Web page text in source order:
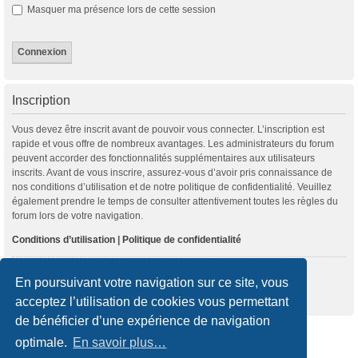
En poursuivant votre navigation sur ce site, vous
acceptez l’utilisation de cookies vous permettant
de bénéficier d’une expérience de navigation
optimale. En savoir plus…
Masquer ma présence lors de cette session
Inscription
Vous devez être inscrit avant de pouvoir vous connecter. L’inscription est
rapide et vous offre de nombreux avantages. Les administrateurs du forum
peuvent accorder des fonctionnalités supplémentaires aux utilisateurs
inscrits. Avant de vous inscrire, assurez-vous d’avoir pris connaissance de
nos conditions d’utilisation et de notre politique de confidentialité. Veuillez
également prendre le temps de consulter attentivement toutes les règles du
forum lors de votre navigation.
Conditions d’utilisation | Politique de confidentialité
Inscription
Accueil du forum